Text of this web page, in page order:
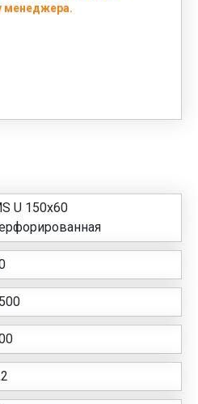
менеджера.
U 150х60